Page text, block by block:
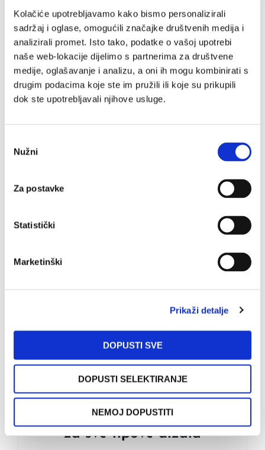
Kolačiće upotrebljavamo kako bismo personalizirali
sadržaj i oglase, omogućili značajke društvenih medija i
analizirali promet. Isto tako, podatke o vašoj upotrebi
naše web-lokacije dijelimo s partnerima za društvene
medije, oglašavanje i analizu, a oni ih mogu kombinirati s
drugim podacima koje ste im pružili ili koje su prikupili
dok ste upotrebljavali njihove usluge.
pristanka
Nužni
Za postavke
Statistički
Marketinški
Prikaži detalje
DOPUSTI SVE
DOPUSTI SELEKTIRANJE
NEMOJ DOPUSTITI
Montaža, održavanje i servis
dizala
Dizala nakon ugradnje podliježu mjesečnom
Modernizacija postojećih
brojnim strojarnicama stambenih zgrada kao
upravljačka jedinica.
Projektiranje i savjetovanje
za sve tipove dizala